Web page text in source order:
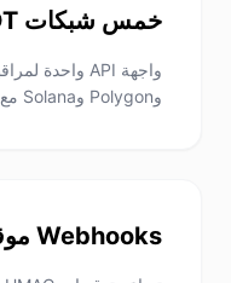
خمس شبكات USDT
وPolygon وSolana مع صيغة Webhook موحدة.
Webhooks موقعة